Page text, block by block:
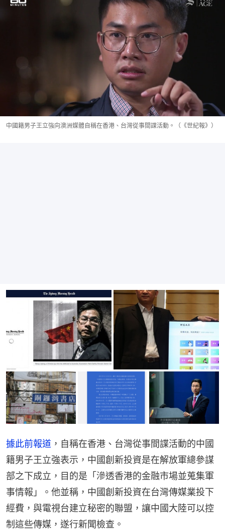
中國籍男子王立強向澳洲媒體自稱在香港、台灣從事間諜活動。（《世紀報》）
據此前報道 ，自稱在香港、台灣從事間諜活動的中國
籍男子王立強表示，中國創新投資是在解放軍總參謀
部之下成立，目的是「滲透香港的金融市場並蒐集軍
事情報」。他並稱，中國創新投資在台灣傳媒業投下
經費，與電視台建立秘密的聯盟，讓中國大陸可以控
制這些傳媒，遂行新聞檢查。